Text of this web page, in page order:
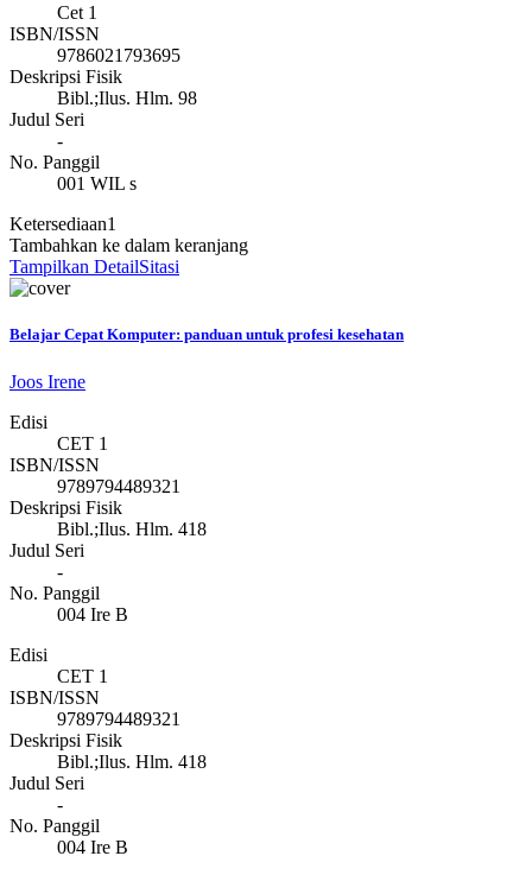
Cet 1
ISBN/ISSN
9786021793695
Deskripsi Fisik
Bibl.;Ilus. Hlm. 98
Judul Seri
-
No. Panggil
001 WIL s
Ketersediaan1
Tambahkan ke dalam keranjang
Tampilkan DetailSitasi
Belajar Cepat Komputer: panduan untuk profesi kesehatan
Joos Irene
Edisi
CET 1
ISBN/ISSN
9789794489321
Deskripsi Fisik
Bibl.;Ilus. Hlm. 418
Judul Seri
-
No. Panggil
004 Ire B
Edisi
CET 1
ISBN/ISSN
9789794489321
Deskripsi Fisik
Bibl.;Ilus. Hlm. 418
Judul Seri
-
No. Panggil
004 Ire B